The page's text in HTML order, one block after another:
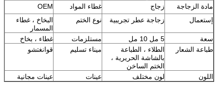
مادة الزجاجة زجاج غطاء المواد
OEM
إستعمال
زجاجة عطر تجريبية نوع الختم
البخاخ ، غطاء
المسمار
سعة
5 مل 10 مل مستلزمات
غطاء ، بخاخ
طباعة الشعار
الطلاء ، الطباعة
بالشاشة الحريرية ،
الختم الساخن
ميناء تسليم قوانغتشو
اللون لون مختلف عينات عينات مجانية